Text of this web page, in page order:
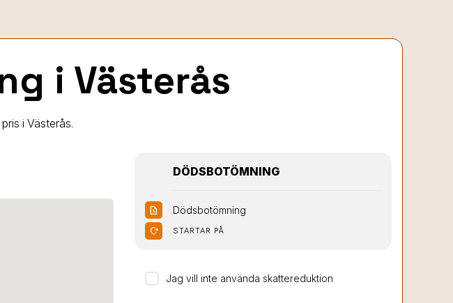
i Västerås
i Västerås.
DÖDSBOTÖMNING
request_quote Dödsbotömning
moved_location STARTAR PÅ
Jag vill inte använda skattereduktion